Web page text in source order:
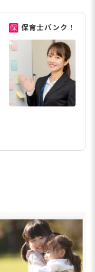
保育士バンク！